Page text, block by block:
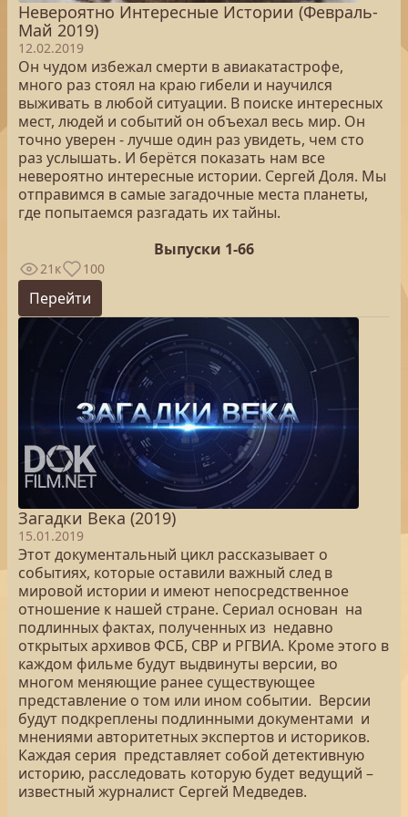
Невероятно Интересные Истории (Февраль-
Май 2019)
12.02.2019
Он чудом избежал смерти в авиакатастрофе,
много раз стоял на краю гибели и научился
выживать в любой ситуации. В поиске интересных
мест, людей и событий он объехал весь мир. Он
точно уверен - лучше один раз увидеть, чем сто
раз услышать. И берётся показать нам все
невероятно интересные истории. Сергей Доля. Мы
отправимся в самые загадочные места планеты,
где попытаемся разгадать их тайны.
Выпуски 1-66
21к 100
Перейти
Загадки Века (2019)
15.01.2019
Этот документальный цикл рассказывает о
событиях, которые оставили важный след в
мировой истории и имеют непосредственное
отношение к нашей стране. Сериал основан на
подлинных фактах, полученных из недавно
открытых архивов ФСБ, СВР и РГВИА. Кроме этого в
каждом фильме будут выдвинуты версии, во
многом меняющие ранее существующее
представление о том или ином событии. Версии
будут подкреплены подлинными документами и
мнениями авторитетных экспертов и историков.
Каждая серия представляет собой детективную
историю, расследовать которую будет ведущий –
известный журналист Сергей Медведев.